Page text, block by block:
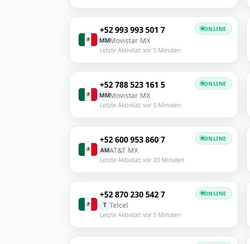
+52 993 993 501 7
MMMovistar MX
Letzte Aktivität: vor 5 Minuten
ONLINE
+52 788 523 161 5
MMMovistar MX
Letzte Aktivität: vor 5 Minuten
ONLINE
+52 600 953 860 7
AMAT&T MX
Letzte Aktivität: vor 20 Minuten
ONLINE
+52 870 230 542 7
T Telcel
Letzte Aktivität: vor 5 Minuten
ONLINE